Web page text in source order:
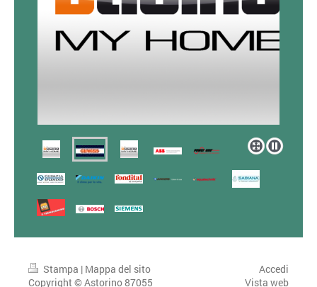
Stampa | Mappa del sito
Copyright © Astorino 87055
Accedi
Vista web